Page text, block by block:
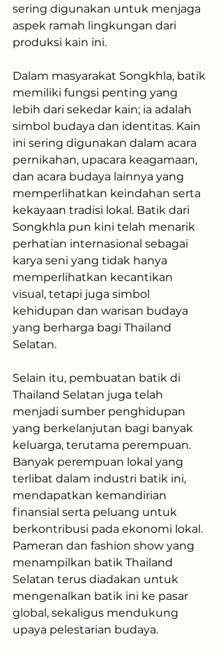
sering digunakan untuk menjaga
aspek ramah lingkungan dari
produksi kain ini​.
Dalam masyarakat Songkhla, batik
memiliki fungsi penting yang
lebih dari sekedar kain; ia adalah
simbol budaya dan identitas. Kain
ini sering digunakan dalam acara
pernikahan, upacara keagamaan,
dan acara budaya lainnya yang
memperlihatkan keindahan serta
kekayaan tradisi lokal. Batik dari
Songkhla pun kini telah menarik
perhatian internasional sebagai
karya seni yang tidak hanya
memperlihatkan kecantikan
visual, tetapi juga simbol
kehidupan dan warisan budaya
yang berharga bagi Thailand
Selatan​.
Selain itu, pembuatan batik di
Thailand Selatan juga telah
menjadi sumber penghidupan
yang berkelanjutan bagi banyak
keluarga, terutama perempuan.
Banyak perempuan lokal yang
terlibat dalam industri batik ini,
mendapatkan kemandirian
finansial serta peluang untuk
berkontribusi pada ekonomi lokal.
Pameran dan fashion show yang
menampilkan batik Thailand
Selatan terus diadakan untuk
mengenalkan batik ini ke pasar
global, sekaligus mendukung
upaya pelestarian budaya​.